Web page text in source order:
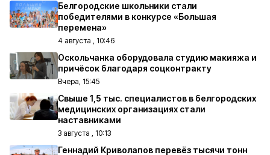
Белгородские школьники стали
победителями в конкурсе «Большая
перемена»
4 августа , 10:46
Оскольчанка оборудовала студию макияжа и
причёсок благодаря соцконтракту
Вчера, 15:45
Свыше 1,5 тыс. специалистов в белгородских
медицинских организациях стали
наставниками
3 августа , 10:13
Геннадий Криволапов перевёз тысячи тонн